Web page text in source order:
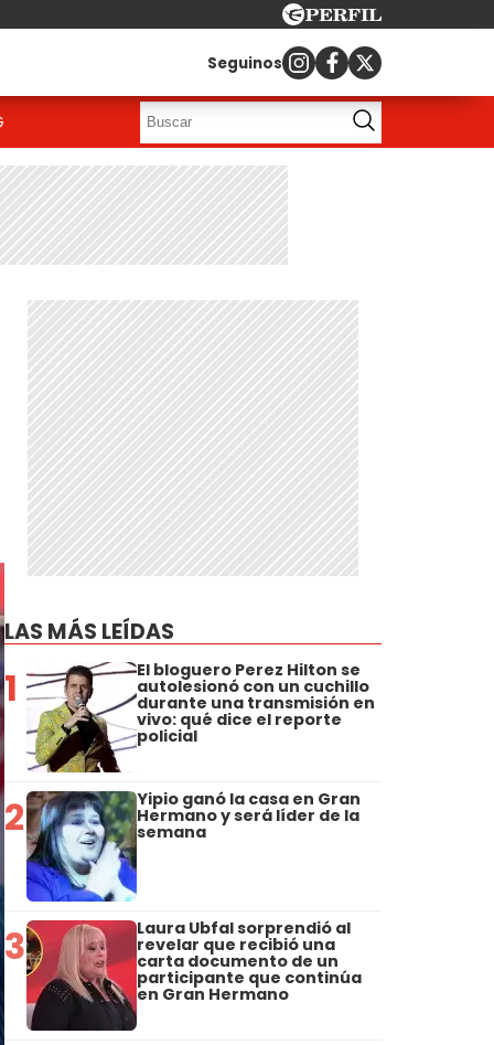
Seguinos
LAS MÁS LEÍDAS
1 El bloguero Perez Hilton se
autolesionó con un cuchillo
durante una transmisión en
vivo: qué dice el reporte
policial
2 Yipio ganó la casa en Gran
Hermano y será líder de la
semana
3 Laura Ubfal sorprendió al
revelar que recibió una
carta documento de un
participante que continúa
en Gran Hermano